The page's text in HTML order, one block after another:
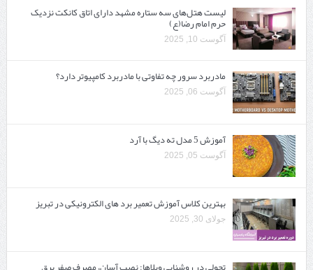
لیست هتل‌های سه ستاره مشهد دارای اتاق کانکت نزدیک
حرم امام رضا(ع)
آگوست 10, 2025
مادربرد سرور چه تفاوتی با مادربرد کامپیوتر دارد؟
آگوست 06, 2025
آموزش 5 مدل ته دیگ با آرد
آگوست 05, 2025
بهترین کلاس آموزش تعمیر برد های الکترونیکی در تبریز
جولای 30, 2025